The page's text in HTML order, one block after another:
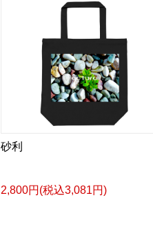
砂利
2,800円(税込3,081円)